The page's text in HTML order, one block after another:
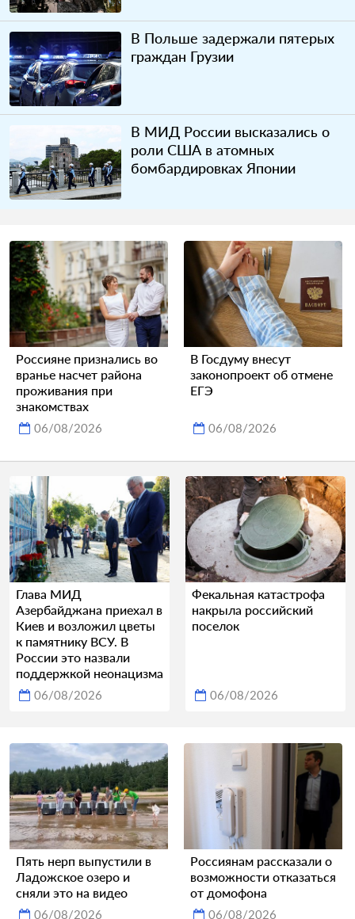
В Польше задержали пятерых
граждан Грузии
В МИД России высказались о
роли США в атомных
бомбардировках Японии
Россияне признались во
вранье насчет района
проживания при
знакомствах
06/08/2026
В Госдуму внесут
законопроект об отмене
ЕГЭ
06/08/2026
Глава МИД
Азербайджана приехал в
Киев и возложил цветы
к памятнику ВСУ. В
России это назвали
поддержкой неонацизма
06/08/2026
Фекальная катастрофа
накрыла российский
поселок
06/08/2026
Пять нерп выпустили в
Ладожское озеро и
сняли это на видео
06/08/2026
Россиянам рассказали о
возможности отказаться
от домофона
06/08/2026